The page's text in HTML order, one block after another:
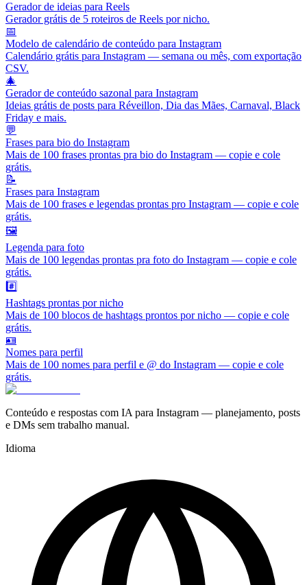
Gerador de ideias para Reels
Gerador grátis de 5 roteiros de Reels por nicho.
📅
Modelo de calendário de conteúdo para Instagram
Calendário grátis para Instagram — semana ou mês, com exportação
CSV.
🎄
Gerador de conteúdo sazonal para Instagram
Ideias grátis de posts para Réveillon, Dia das Mães, Carnaval, Black
Friday e mais.
💬
Frases para bio do Instagram
Mais de 100 frases prontas pra bio do Instagram — copie e cole
grátis.
📝
Frases para Instagram
Mais de 100 frases e legendas prontas pro Instagram — copie e cole
grátis.
🖼️
Legenda para foto
Mais de 100 legendas prontas pra foto do Instagram — copie e cole
grátis.
#️⃣
Hashtags prontas por nicho
Mais de 100 blocos de hashtags prontos por nicho — copie e cole
grátis.
🪪
Nomes para perfil
Mais de 100 nomes para perfil e @ do Instagram — copie e cole
grátis.
Conteúdo e respostas com IA para Instagram — planejamento, posts
e DMs sem trabalho manual.
Idioma